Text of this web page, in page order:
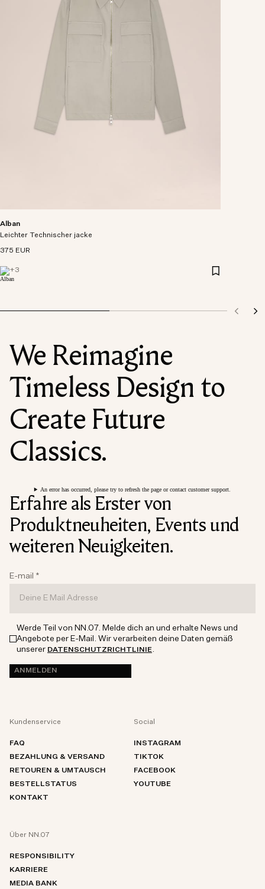
Alban
Leichter Technischer jacke
375 EUR
+3
We Reimagine
Timeless Design to
Create Future
Classics.
An error has occurred, please try to refresh the page or contact customer support.
Erfahre als Erster von
Produktneuheiten, Events und
weiteren Neuigkeiten.
E-mail *
Werde Teil von NN.07. Melde dich an und erhalte News und
Angebote per E-Mail. Wir verarbeiten deine Daten gemäß
unserer DATENSCHUTZRICHTLINIE.
ANMELDEN
Kundenservice
FAQ
BEZAHLUNG & VERSAND
RETOUREN & UMTAUSCH
BESTELLSTATUS
KONTAKT
Social
INSTAGRAM
TIKTOK
FACEBOOK
YOUTUBE
Über NN.07
RESPONSIBILITY
KARRIERE
MEDIA BANK